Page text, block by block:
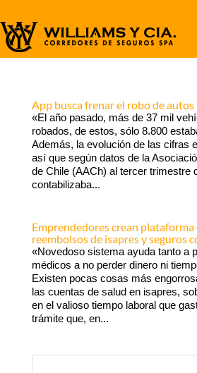
App busca frenar el robo de autos
«El año pasado, más de 37 mil
robados, de estos, sólo 8.800
Además, la evolución de las cifras
así que según datos de la
de Chile (AACh) al tercer trimestre
contabilizaba...
Emprendedores crean
reembolsos de isapres y seguros
«Novedoso sistema ayuda tanto a
médicos a no perder dinero ni
Existen pocas cosas más
las cuentas de salud en isapres,
en el valioso tiempo laboral que
trámite que, en...